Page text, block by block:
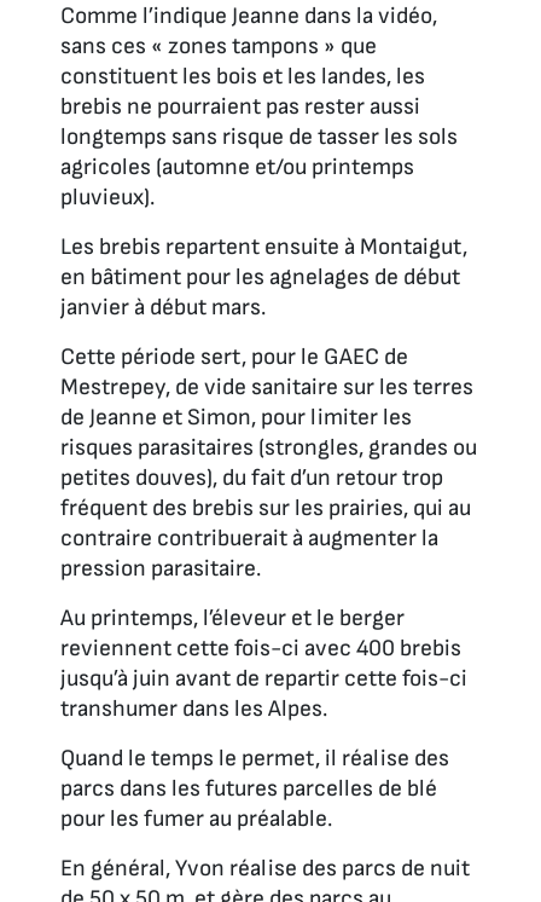
Comme l’indique Jeanne dans la vidéo,
sans ces « zones tampons » que
constituent les bois et les landes, les
brebis ne pourraient pas rester aussi
longtemps sans risque de tasser les sols
agricoles (automne et/ou printemps
pluvieux).
Les brebis repartent ensuite à Montaigut,
en bâtiment pour les agnelages de début
janvier à début mars.
Cette période sert, pour le GAEC de
Mestrepey, de vide sanitaire sur les terres
de Jeanne et Simon, pour limiter les
risques parasitaires (strongles, grandes ou
petites douves), du fait d’un retour trop
fréquent des brebis sur les prairies, qui au
contraire contribuerait à augmenter la
pression parasitaire.
Au printemps, l’éleveur et le berger
reviennent cette fois-ci avec 400 brebis
jusqu’à juin avant de repartir cette fois-ci
transhumer dans les Alpes.
Quand le temps le permet, il réalise des
parcs dans les futures parcelles de blé
pour les fumer au préalable.
En général, Yvon réalise des parcs de nuit